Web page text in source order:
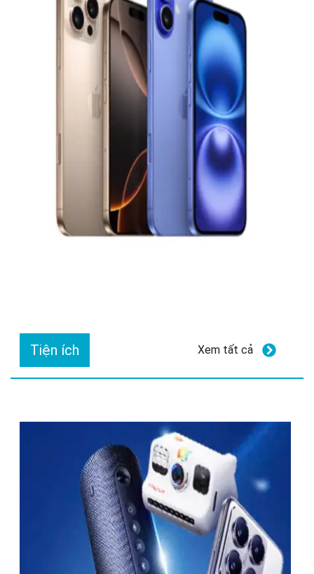
Tiện ích Xem tất cả